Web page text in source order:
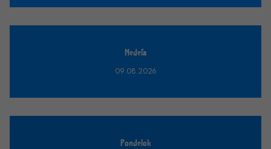
Nedeľa
09.08.2026
Pondelok